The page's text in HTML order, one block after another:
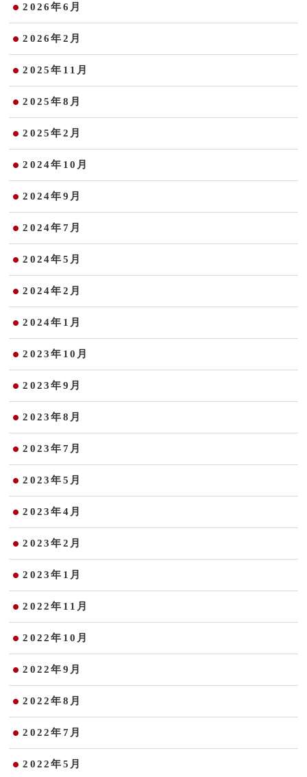
2026年6月
2026年2月
2025年11月
2025年8月
2025年2月
2024年10月
2024年9月
2024年7月
2024年5月
2024年2月
2024年1月
2023年10月
2023年9月
2023年8月
2023年7月
2023年5月
2023年4月
2023年2月
2023年1月
2022年11月
2022年10月
2022年9月
2022年8月
2022年7月
2022年5月